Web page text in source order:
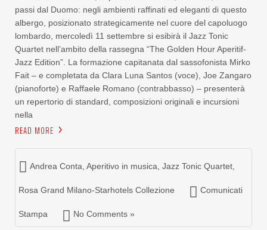
passi dal Duomo: negli ambienti raffinati ed eleganti di questo
albergo, posizionato strategicamente nel cuore del capoluogo
lombardo, mercoledì 11 settembre si esibirà il Jazz Tonic
Quartet nell’ambito della rassegna “The Golden Hour Aperitif-
Jazz Edition”. La formazione capitanata dal sassofonista Mirko
Fait – e completata da Clara Luna Santos (voce), Joe Zangaro
(pianoforte) e Raffaele Romano (contrabbasso) – presenterà
un repertorio di standard, composizioni originali e incursioni
nella
READ MORE
Andrea Conta Aperitivo in musica Jazz Tonic Quartet
Rosa Grand Milano-Starhotels Collezione Comunicati
Stampa No Comments »